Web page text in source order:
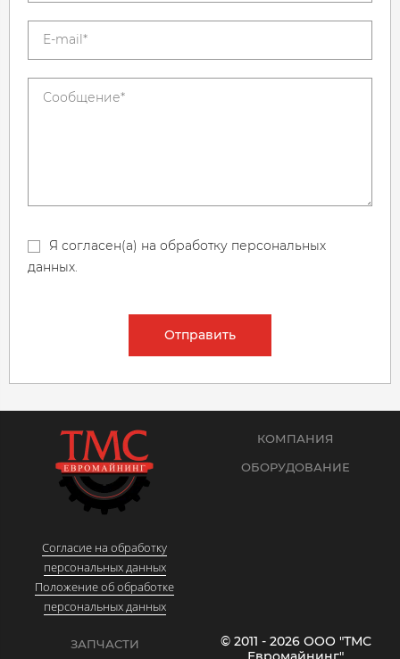
Я согласен(а) на обработку персональных
данных.
Отправить
Согласие на обработку
персональных данных
Положение об обработке
персональных данных
КОМПАНИЯ
ОБОРУДОВАНИЕ
ЗАПЧАСТИ
© 2011 - 2026 ООО "ТМС